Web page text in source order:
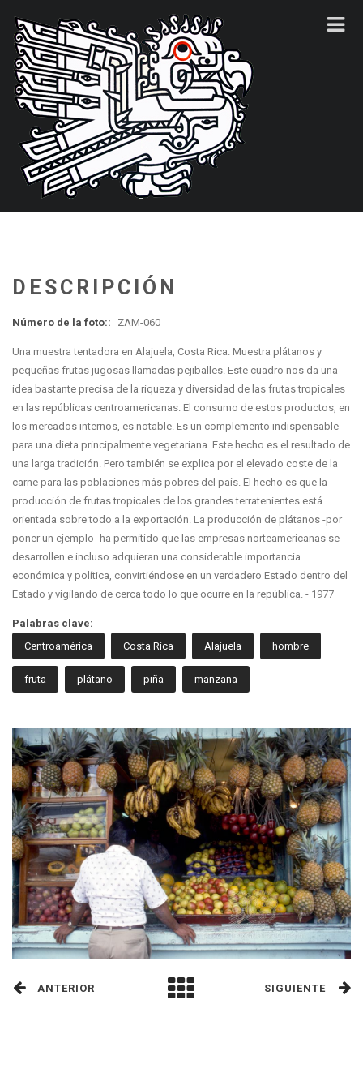
DESCRIPCIÓN
Número de la foto:: ZAM-060
Una muestra tentadora en Alajuela, Costa Rica. Muestra plátanos y
pequeñas frutas jugosas llamadas pejiballes. Este cuadro nos da una
idea bastante precisa de la riqueza y diversidad de las frutas tropicales
en las repúblicas centroamericanas. El consumo de estos productos, en
los mercados internos, es notable. Es un complemento indispensable
para una dieta principalmente vegetariana. Este hecho es el resultado de
una larga tradición. Pero también se explica por el elevado coste de la
carne para las poblaciones más pobres del país. El hecho es que la
producción de frutas tropicales de los grandes terratenientes está
orientada sobre todo a la exportación. La producción de plátanos -por
poner un ejemplo- ha permitido que las empresas norteamericanas se
desarrollen e incluso adquieran una considerable importancia
económica y política, convirtiéndose en un verdadero Estado dentro del
Estado y vigilando de cerca todo lo que ocurre en la república. - 1977
Palabras clave:
Centroamérica
Costa Rica Alajuela hombre
fruta plátano piña manzana
ANTERIOR SIGUIENTE